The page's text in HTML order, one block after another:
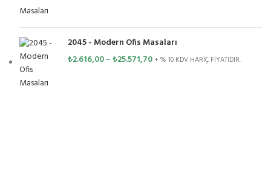
2045 - Modern Ofis Masaları
₺2.616,00–₺25.571,70 + % 10 KDV HARİÇ FİYATIDIR.